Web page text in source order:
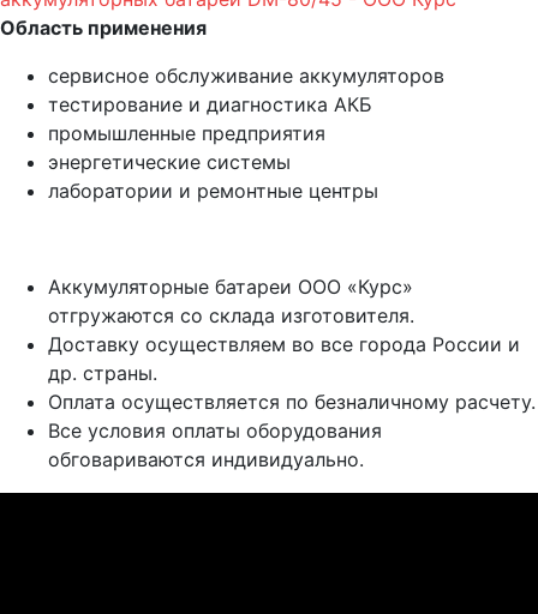
Область применения
сервисное обслуживание аккумуляторов
тестирование и диагностика АКБ
промышленные предприятия
энергетические системы
лаборатории и ремонтные центры
Аккумуляторные батареи ООО «Курс»
отгружаются со склада изготовителя.
Доставку осуществляем во все города России и
др. страны.
Оплата осуществляется по безналичному расчету.
Все условия оплаты оборудования
обговариваются индивидуально.